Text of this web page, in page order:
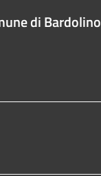
di Bardolino